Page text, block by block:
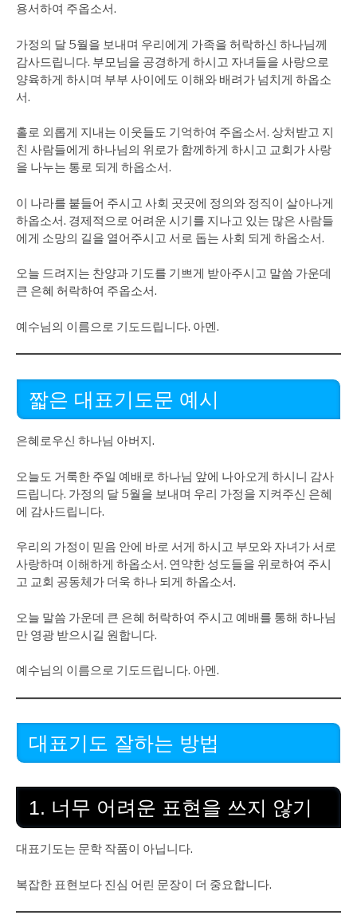
용서하여 주옵소서.
가정의 달 5월을 보내며 우리에게 가족을 허락하신 하나님께
감사드립니다. 부모님을 공경하게 하시고 자녀들을 사랑으로
양육하게 하시며 부부 사이에도 이해와 배려가 넘치게 하옵소
서.
홀로 외롭게 지내는 이웃들도 기억하여 주옵소서. 상처받고 지
친 사람들에게 하나님의 위로가 함께하게 하시고 교회가 사랑
을 나누는 통로 되게 하옵소서.
이 나라를 붙들어 주시고 사회 곳곳에 정의와 정직이 살아나게
하옵소서. 경제적으로 어려운 시기를 지나고 있는 많은 사람들
에게 소망의 길을 열어주시고 서로 돕는 사회 되게 하옵소서.
오늘 드려지는 찬양과 기도를 기쁘게 받아주시고 말씀 가운데
큰 은혜 허락하여 주옵소서.
예수님의 이름으로 기도드립니다. 아멘.
짧은 대표기도문 예시
은혜로우신 하나님 아버지.
오늘도 거룩한 주일 예배로 하나님 앞에 나아오게 하시니 감사
드립니다. 가정의 달 5월을 보내며 우리 가정을 지켜주신 은혜
에 감사드립니다.
우리의 가정이 믿음 안에 바로 서게 하시고 부모와 자녀가 서로
사랑하며 이해하게 하옵소서. 연약한 성도들을 위로하여 주시
고 교회 공동체가 더욱 하나 되게 하옵소서.
오늘 말씀 가운데 큰 은혜 허락하여 주시고 예배를 통해 하나님
만 영광 받으시길 원합니다.
예수님의 이름으로 기도드립니다. 아멘.
대표기도 잘하는 방법
1. 너무 어려운 표현을 쓰지 않기
대표기도는 문학 작품이 아닙니다.
복잡한 표현보다 진심 어린 문장이 더 중요합니다.